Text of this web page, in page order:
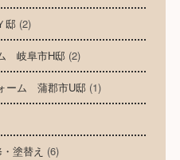
邸(2)
岐阜市H邸(2)
ーム 蒲郡市U邸(1)
塗替え (6)